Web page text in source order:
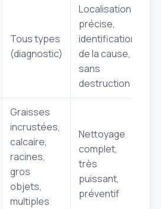
Tous types
(diagnostic)
Localisation
précise,
identification
de la cause,
sans
destruction
Graisses
incrustées,
calcaire,
racines,
gros
objets,
multiples
Nettoyage
complet,
très
puissant,
préventif